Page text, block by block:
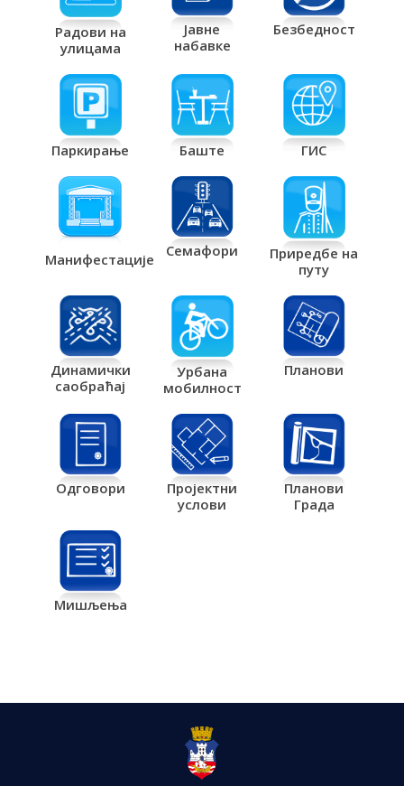
Радови на
улицама
Јавне
набавке
Безбедност
Паркирање Баште ГИС
Манифестације Семафори
Приредбе на
путу
Динамички
саобраћај
Урбана
мобилност
Планови
Одговори
Пројектни
услови
Планови
Града
Мишљења